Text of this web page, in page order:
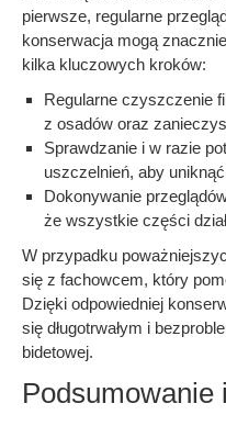
pierwsze, regularne
konserwacja mogą
kilka kluczowych kroków:
Regularne czyszczenie
z osadów oraz
Sprawdzanie i w razie
uszczelnień, aby
Dokonywanie
że wszystkie części
W przypadku
się z fachowcem, który
Dzięki odpowiedniej
się długotrwałym i
bidetowej.
Podsumowanie